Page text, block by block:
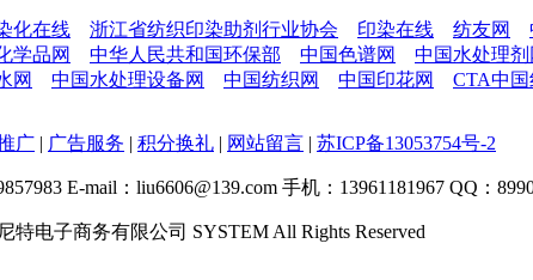
化在线 浙江省纺织印染助剂行业协会 印染在线 纺友网
学品网 中华人民共和国环保部 中国色谱网 中国水处理剂
网 中国水处理设备网 中国纺织网 中国印花网 CTA中国
广 | 广告服务 | 积分换礼 | 网站留言 | 苏ICP备13053754号-2
E-mail：liu6606@139.com 手机：13961181967 QQ：
特电子商务有限公司 SYSTEM All Rights Reserved